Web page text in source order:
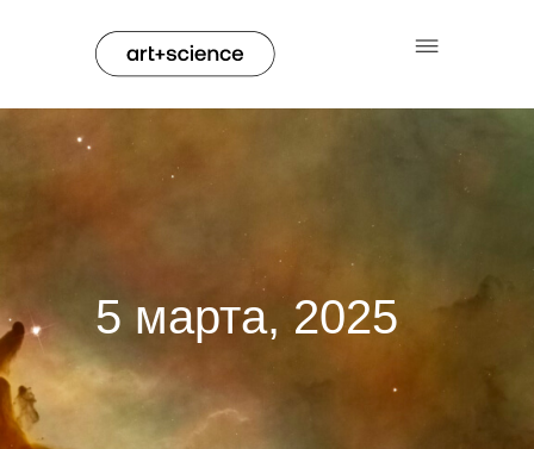
5 марта, 2025